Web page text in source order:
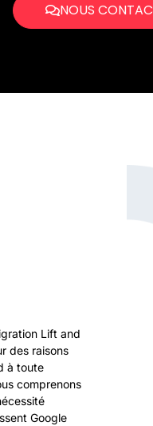
NOUS
Lift and
des raisons
à toute
comprenons
Google